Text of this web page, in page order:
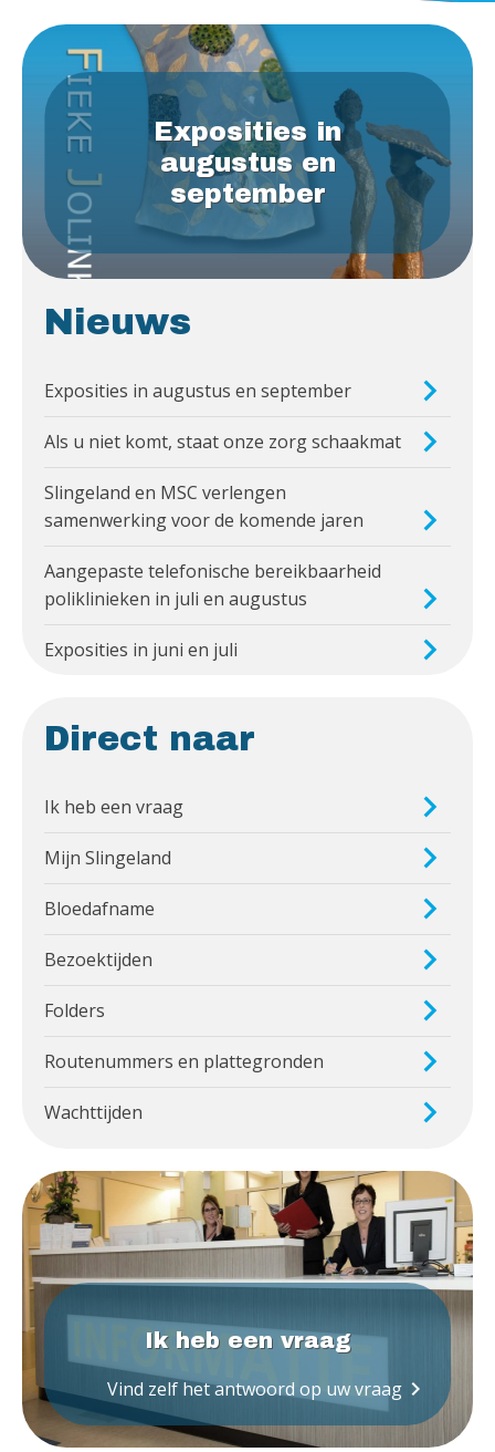
Homepagina
Exposities in
augustus en
september
Nieuws
Exposities in augustus en september
Als u niet komt, staat onze zorg schaakmat
Slingeland en MSC verlengen
samenwerking voor de komende jaren
Aangepaste telefonische bereikbaarheid
poliklinieken in juli en augustus
Exposities in juni en juli
Direct naar
Ik heb een vraag
Mijn Slingeland
Bloedafname
Bezoektijden
Folders
Routenummers en plattegronden
Wachttijden
Ik heb een vraag
Vind zelf het antwoord op uw vraag keyboard_arrow_right